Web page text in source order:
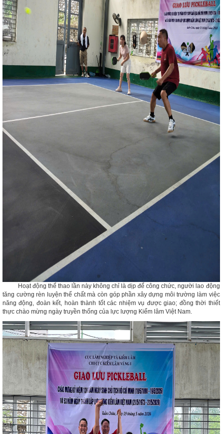
Hoạt động thể thao lần này không chỉ là dịp để công chức, người lao động
tăng cường rèn luyện thể chất mà còn góp phần xây dựng môi trường làm việc
năng động, đoàn kết, hoàn thành tốt các nhiệm vụ được giao; đồng thời thiết
thực chào mừng ngày truyền thống của lực lượng Kiểm lâm Việt Nam.